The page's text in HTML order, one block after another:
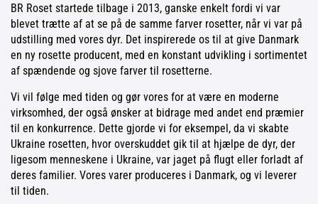
BR Roset startede tilbage i 2013, ganske enkelt fordi vi var
blevet trætte af at se på de samme farver rosetter, når vi var på
udstilling med vores dyr. Det inspirerede os til at give Danmark
en ny rosette producent, med en konstant udvikling i sortimentet
af spændende og sjove farver til rosetterne.
Vi vil følge med tiden og gør vores for at være en moderne
virksomhed, der også ønsker at bidrage med andet end præmier
til en konkurrence. Dette gjorde vi for eksempel, da vi skabte
Ukraine rosetten, hvor overskuddet gik til at hjælpe de dyr, der
ligesom menneskene i Ukraine, var jaget på flugt eller forladt af
deres familier. Vores varer produceres i Danmark, og vi leverer
til tiden.